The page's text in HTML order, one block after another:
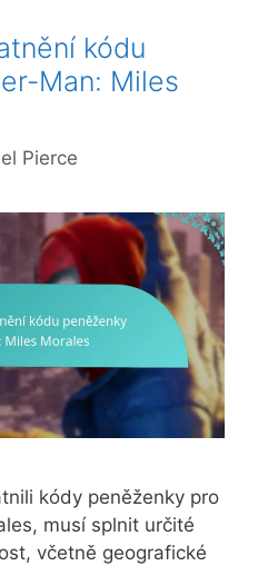
kódu
Man: Miles
Pierce
kódy peněženky pro
musí splnit určité
včetně geografické